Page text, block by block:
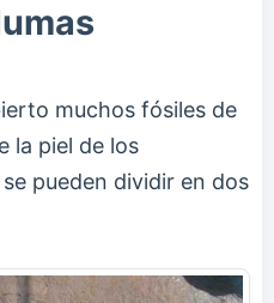
muchos fósiles de
la piel de los
pueden dividir en dos